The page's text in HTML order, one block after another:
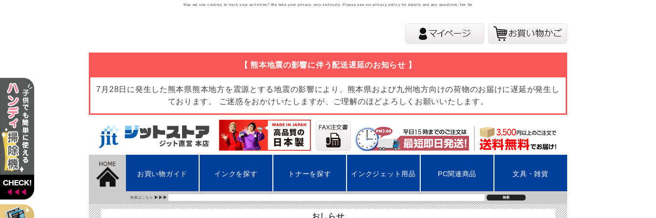
【 熊本地震の影響に伴う配送遅延のお知らせ 】
7月28日に発生した熊本県熊本地方を震源とする地震の影響により、熊本県および九州地方向けの荷物のお届けに遅延が発生し
ております。 ご迷惑をおかけいたしますが、ご理解のほどよろしくお願いいたします。
お買い物ガイド インクを探す トナーを探す インクジェット用品 PC関連商品 文具・雑貨
検索はこちら 検索
おしらせ
May we use cookies to track your activities? We take your privacy very seriously. Please see our privacy policy for details and any questions.Yes No